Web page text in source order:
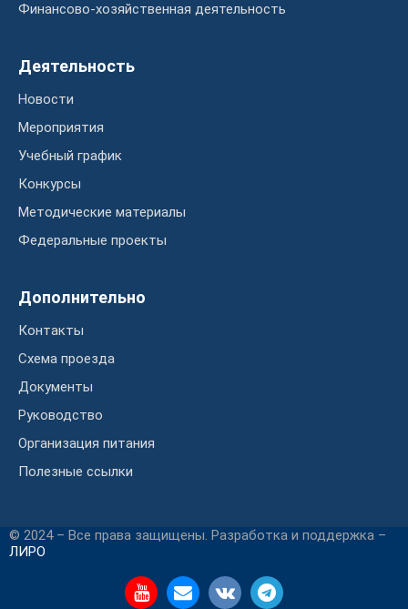
Финансово-хозяйственная деятельность
Деятельность
Новости
Мероприятия
Учебный график
Конкурсы
Методические материалы
Федеральные проекты
Дополнительно
Контакты
Схема проезда
Документы
Руководство
Организация питания
Полезные ссылки
© 2024 – Все права защищены. Разработка и поддержка –
ЛИРО